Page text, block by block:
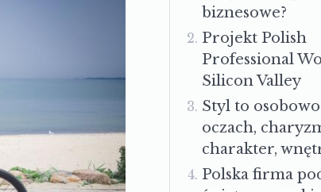
biznesowe?
Projekt Polish
Professional
Silicon Valley
Styl to
oczach,
charakter,
Polska firma